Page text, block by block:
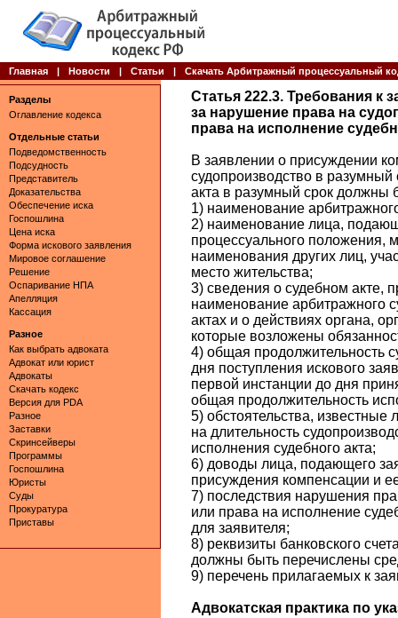
Главная | Новости | Статьи | Скачать Арбитражный процессуальный
Разделы
Оглавление кодекса
Отдельные статьи
Подведомственность
Подсудность
Представитель
Доказательства
Обеспечение иска
Госпошлина
Цена иска
Форма искового заявления
Мировое соглашение
Решение
Оспаривание НПА
Апелляция
Кассация
Разное
Как выбрать адвоката
Адвокат или юрист
Адвокаты
Скачать кодекс
Версия для PDA
Разное
Заставки
Скринсейверы
Программы
Госпошлина
Юристы
Суды
Прокуратура
Приставы
Статья 222.3. Требования к
за нарушение права на
права на исполнение
В заявлении о присуждении
судопроизводство в
акта в разумный срок должны
1) наименование
2) наименование лица,
процессуального положения,
наименования других лиц,
место жительства;
3) сведения о судебном акте,
наименование арбитражного
актах и о действиях органа,
которые возложены
4) общая продолжительность
дня поступления искового
первой инстанции до дня
общая продолжительность
5) обстоятельства,
на длительность
исполнения судебного акта;
6) доводы лица, подающего
присуждения компенсации и
7) последствия нарушения
или права на исполнение
для заявителя;
8) реквизиты банковского
должны быть перечислены
9) перечень прилагаемых к
Адвокатская практика по